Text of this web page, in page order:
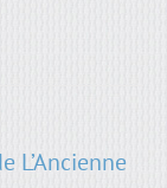
L’Ancienne